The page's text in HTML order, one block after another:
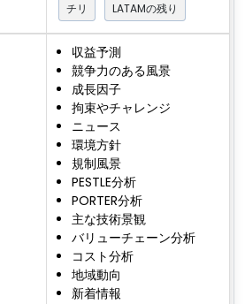
チリ
LATAMの残り
収益予測
競争力のある風景
成長因子
拘束やチャレンジ
ニュース
環境方針
規制風景
PESTLE分析
PORTER分析
主な技術景観
バリューチェーン分析
コスト分析
地域動向
新着情報